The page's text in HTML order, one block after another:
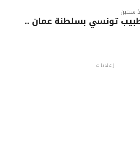
سنتين
تونسي بسلطنة عمان ..
إعلانات